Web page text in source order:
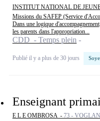
INSTITUT NATIONAL DE
Missions du SAFEP (Service
Dans une logique
les parents dans l'appropriation...
CDD - Temps plein
Publié il y a plus de 30 jours
Enseignant
E L E OMBROSA - 73 -